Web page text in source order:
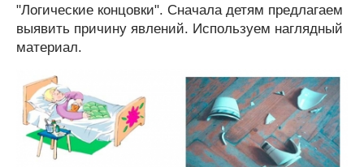
"Логические концовки". Сначала детям предлагаем
выявить причину явлений. Используем наглядный
материал.